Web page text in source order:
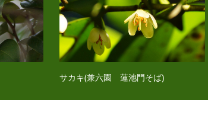
サカキ(兼六園 蓮池門そば)